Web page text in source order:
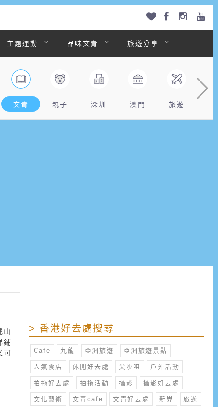
主題運動 品味文青 旅遊分享
文青 親子 深圳 澳門 旅遊
山
鋪
可
> 香港好去處搜尋
Cafe 九龍 亞洲旅遊 亞洲旅遊景點
人氣食店 休閒好去處 尖沙咀 戶外活動
拍拖好去處 拍拖活動 攝影 攝影好去處
文化藝術 文青cafe 文青好去處 新界 旅遊